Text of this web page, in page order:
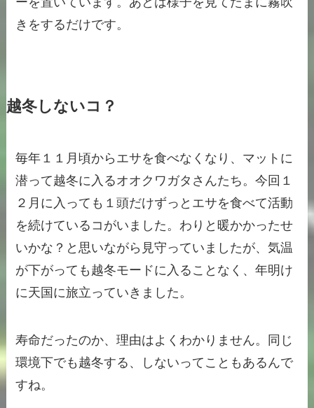
きをするだけです。
越冬しないコ？
毎年１１月頃からエサを食べなくなり、マットに
潜って越冬に入るオオクワガタさんたち。今回１
２月に入っても１頭だけずっとエサを食べて活動
を続けているコがいました。わりと暖かかったせ
いかな？と思いながら見守っていましたが、気温
が下がっても越冬モードに入ることなく、年明け
に天国に旅立っていきました。
寿命だったのか、理由はよくわかりません。同じ
環境下でも越冬する、しないってこともあるんで
すね。